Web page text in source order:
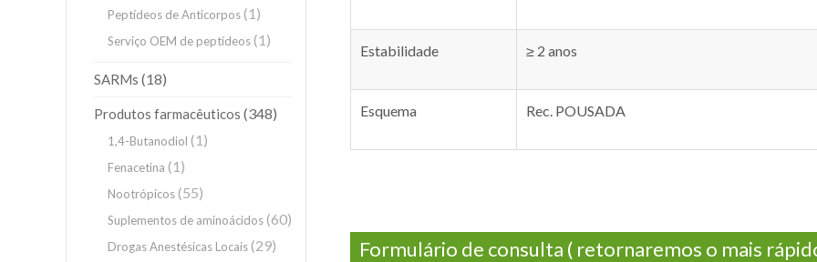
Estabilidade ≥ 2 anos
Esquema Rec. POUSADA
Formulário de consulta ( retornaremos o mais
Peptídeos de Anticorpos(1)
Serviço OEM de peptídeos(1)
SARMs (18)
Produtos farmacêuticos (348)
1,4-Butanodiol (1)
Fenacetina (1)
Nootrópicos(55)
Suplementos de aminoácidos(60)
Drogas Anestésicas Locais(29)